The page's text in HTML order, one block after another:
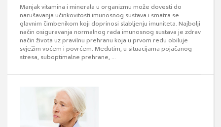
Manjak vitamina i minerala u organizmu može dovesti do
narušavanja učinkovitosti imunosnog sustava i smatra se
glavnim čimbenikom koji doprinosi slabljenju imuniteta. Najbolji
način osiguravanja normalnog rada imunosnog sustava je zdrav
način života uz pravilnu prehranu koja u prvom redu obiluje
svježim voćem i povrćem. Međutim, u situacijama pojačanog
stresa, suboptimalne prehrane, ...